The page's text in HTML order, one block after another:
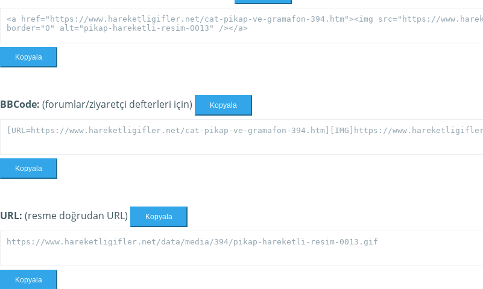
Kopyala
BBCode: (forumlar/ziyaretçi defterleri için) Kopyala
Kopyala
URL: (resme doğrudan URL) Kopyala
Kopyala